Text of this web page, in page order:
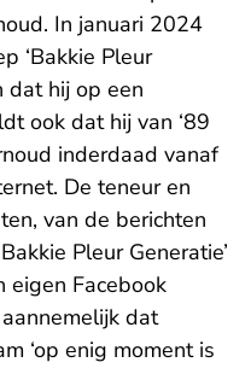
In januari 2024
‘Bakkie Pleur
dat hij op een
ook dat hij van ‘89
inderdaad vanaf
De teneur en
van de berichten
Pleur Generatie’
eigen Facebook
dat
‘op enig moment is